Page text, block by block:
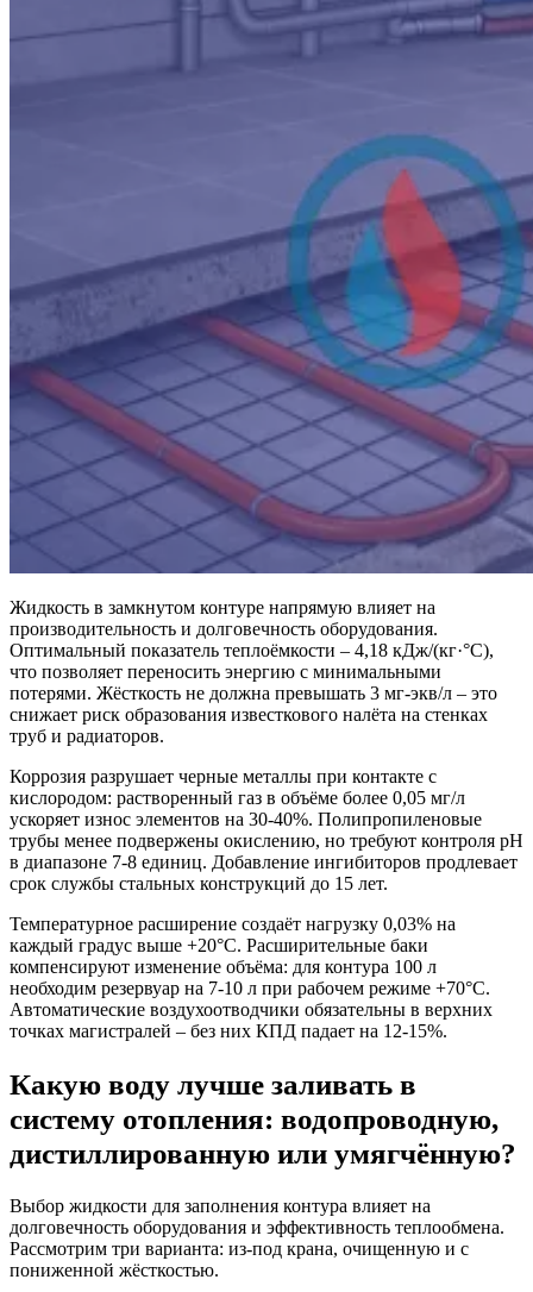
Жидкость в замкнутом контуре напрямую влияет на
производительность и долговечность оборудования.
Оптимальный показатель теплоёмкости – 4,18 кДж/(кг·°C),
что позволяет переносить энергию с минимальными
потерями. Жёсткость не должна превышать 3 мг-экв/л – это
снижает риск образования известкового налёта на стенках
труб и радиаторов.
Коррозия разрушает черные металлы при контакте с
кислородом: растворенный газ в объёме более 0,05 мг/л
ускоряет износ элементов на 30-40%. Полипропиленовые
трубы менее подвержены окислению, но требуют контроля pH
в диапазоне 7-8 единиц. Добавление ингибиторов продлевает
срок службы стальных конструкций до 15 лет.
Температурное расширение создаёт нагрузку 0,03% на
каждый градус выше +20°C. Расширительные баки
компенсируют изменение объёма: для контура 100 л
необходим резервуар на 7-10 л при рабочем режиме +70°C.
Автоматические воздухоотводчики обязательны в верхних
точках магистралей – без них КПД падает на 12-15%.
Какую воду лучше заливать в
систему отопления: водопроводную,
дистиллированную или умягчённую?
Выбор жидкости для заполнения контура влияет на
долговечность оборудования и эффективность теплообмена.
Рассмотрим три варианта: из-под крана, очищенную и с
пониженной жёсткостью.